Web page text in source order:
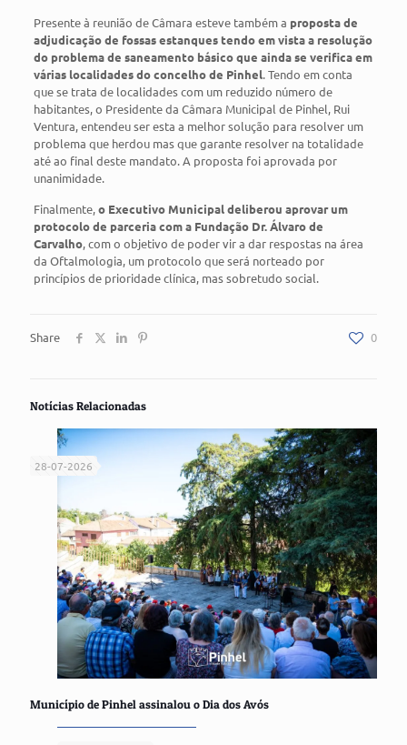
Presente à reunião de Câmara esteve também a proposta de
adjudicação de fossas estanques tendo em vista a resolução
do problema de saneamento básico que ainda se verifica em
várias localidades do concelho de Pinhel. Tendo em conta
que se trata de localidades com um reduzido número de
habitantes, o Presidente da Câmara Municipal de Pinhel, Rui
Ventura, entendeu ser esta a melhor solução para resolver um
problema que herdou mas que garante resolver na totalidade
até ao final deste mandato. A proposta foi aprovada por
unanimidade.
Finalmente,o Executivo Municipal deliberou aprovar um
protocolo de parceria com a Fundação Dr. Álvaro de
Carvalho, com o objetivo de poder vir a dar respostas na área
da Oftalmologia, um protocolo que será norteado por
princípios de prioridade clínica, mas sobretudo social.
Share 0
Notícias Relacionadas
28-07-2026
Município de Pinhel assinalou o Dia dos Avós